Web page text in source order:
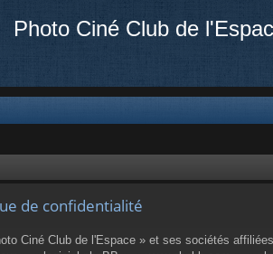
Photo Ciné Club de
de confidentialité
Ciné Club de l'Espace » et ses sociétés